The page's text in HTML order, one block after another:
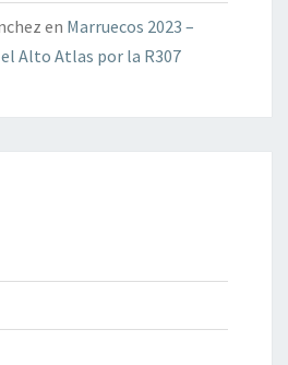
en Marruecos 2023 –
el Alto Atlas por la R307